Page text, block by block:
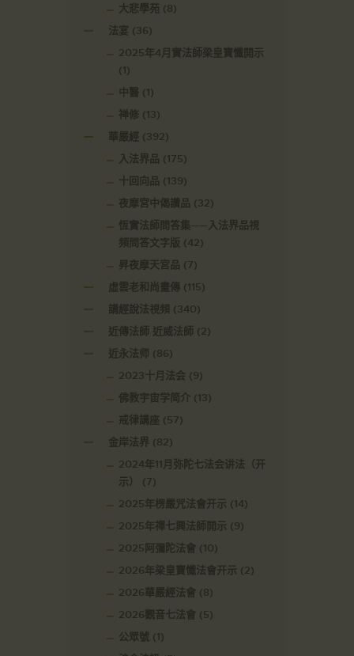
大悲學苑 (8)
法宴 (36)
2025年4月實法師梁皇寶懺開示
(1)
中醫 (1)
禅修 (13)
華嚴經 (392)
入法界品 (175)
十回向品 (139)
夜摩宮中偈讚品 (32)
恆實法師問答集——入法界品視
頻問答文字版 (42)
昇夜摩天宮品 (7)
虛雲老和尚畫傳 (115)
講經說法視頻
(340)
近傳法師 近威法師 (2)
近永法师 (86)
2023十月法会 (9)
佛教宇宙学简介 (13)
戒律講座 (57)
金岸法界 (82)
2024年11月弥陀七法会讲法（开
示）
(7)
2025年楞嚴咒法會开示 (14)
2025年禪七興法師開示 (9)
2025阿彌陀法會 (10)
2026年梁皇寶懺法會开示 (2)
2026華嚴經法會 (8)
2026觀音七法會 (5)
公眾號 (1)